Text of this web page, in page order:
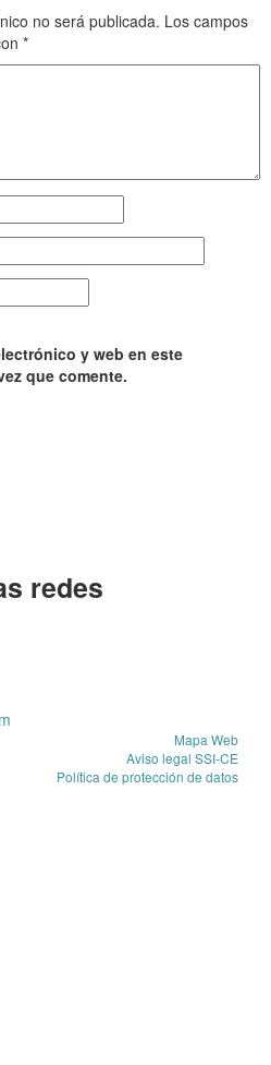
no será publicada. Los campos
*
y web en este
que comente.
redes
Mapa Web
Aviso legal SSI-CE
Política de protección de datos